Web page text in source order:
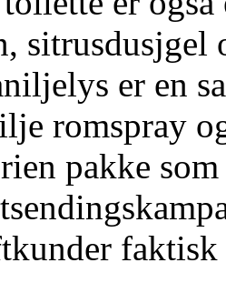
sitrusdusjgel
er en
romspray
pakke